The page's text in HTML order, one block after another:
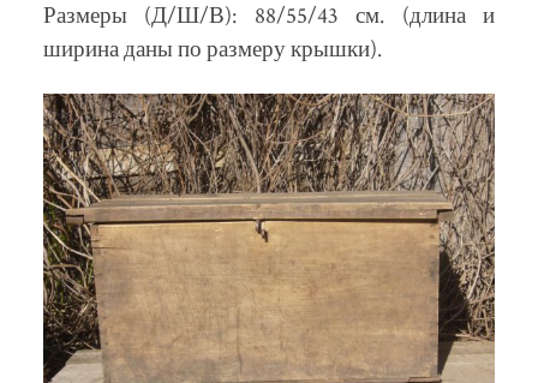
Размеры (Д/Ш/В): 88/55/43 см. (длина и
ширина даны по размеру крышки).